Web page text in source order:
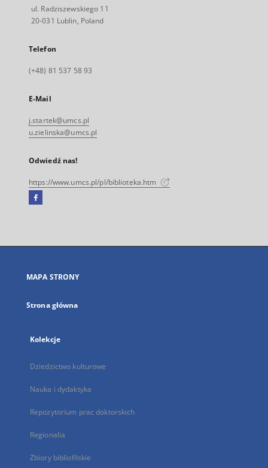
ul. Radziszewskiego 11
20-031 Lublin, Poland
Telefon
(+48) 81 537 58 93
E-Mail
j.startek@umcs.pl
u.zielinska@umcs.pl
Odwiedź nas!
https://www.umcs.pl/pl/biblioteka.htm
Facebook
się
karcie
MAPA STRONY
Strona główna
Kolekcje
Dziedzictwo kulturowe
Nauka i dydaktyka
Repozytorium prac doktorskich
Regionalia
Zbiory bibliofilskie